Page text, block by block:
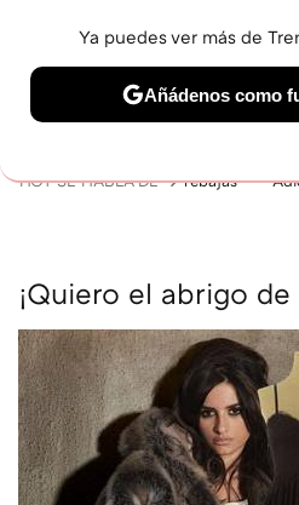
BELLEZA SHOPPING
HOY SE HABLA DE rebajas
¡Quiero el abrigo
Ya puedes ver más de
Añádenos como